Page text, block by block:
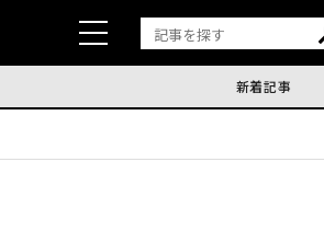
新着記事